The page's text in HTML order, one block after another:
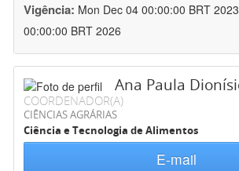
Vigência: Mon Dec 04 00:00:00 BRT
00:00:00 BRT 2026
Ana Paula
COORDENADOR(A)
CIÊNCIAS AGRÁRIAS
Ciência e Tecnologia de Alimentos
E-mail